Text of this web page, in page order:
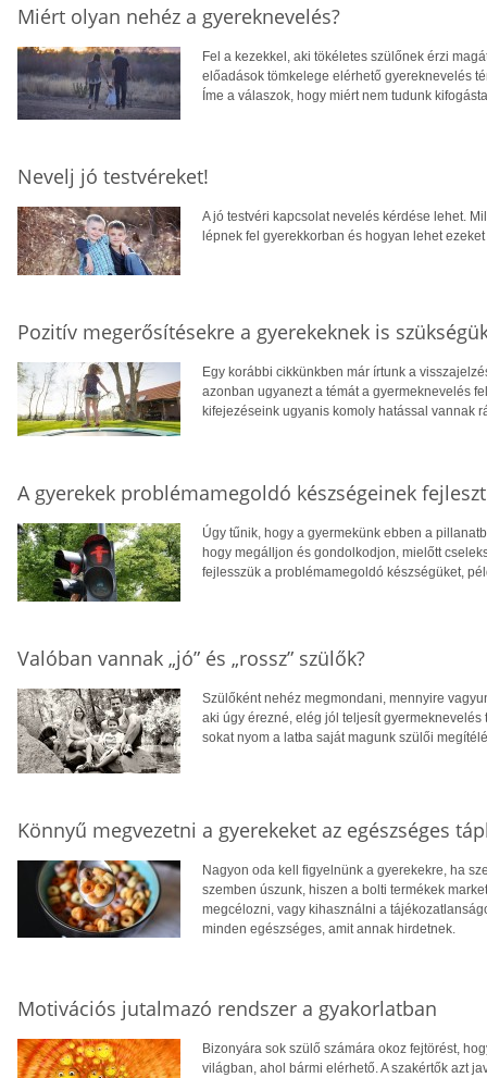
Miért olyan nehéz a gyereknevelés?
Fel a kezekkel, aki tökéletes szülőnek érzi
előadások tömkelege elérhető gyereknevelés
Íme a válaszok, hogy miért nem tudunk
Nevelj jó testvéreket!
A jó testvéri kapcsolat nevelés kérdése lehet.
lépnek fel gyerekkorban és hogyan lehet
Pozitív megerősítésekre a gyerekeknek is
Egy korábbi cikkünkben már írtunk a
azonban ugyanezt a témát a gyermeknevelés
kifejezéseink ugyanis komoly hatással vannak
A gyerekek problémamegoldó készségeinek
Úgy tűnik, hogy a gyermekünk ebben a
hogy megálljon és gondolkodjon, mielőtt
fejlesszük a problémamegoldó készségüket,
Valóban vannak „jó” és „rossz” szülők?
Szülőként nehéz megmondani, mennyire
aki úgy érezné, elég jól teljesít
sokat nyom a latba saját magunk szülői
Könnyű megvezetni a gyerekeket az egészséges
Nagyon oda kell figyelnünk a gyerekekre, ha
szemben úszunk, hiszen a bolti termékek
megcélozni, vagy kihasználni a
minden egészséges, amit annak hirdetnek.
Motivációs jutalmazó rendszer a gyakorlatban
Bizonyára sok szülő számára okoz fejtörést,
világban, ahol bármi elérhető. A szakértők azt